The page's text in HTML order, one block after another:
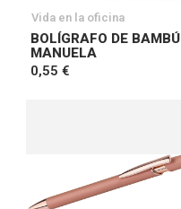
Vida en la oficina
BOLÍGRAFO DE BAMBÚ
MANUELA
0,55 €